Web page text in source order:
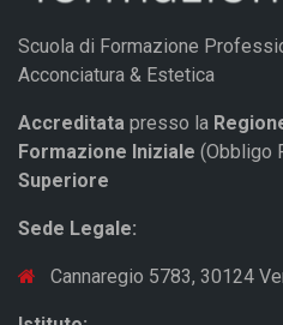
Scuola di Formazione
Acconciatura & Estetica
Accreditata presso la
Formazione Iniziale (Obbligo
Superiore
Sede Legale:
Cannaregio 5783, 30124